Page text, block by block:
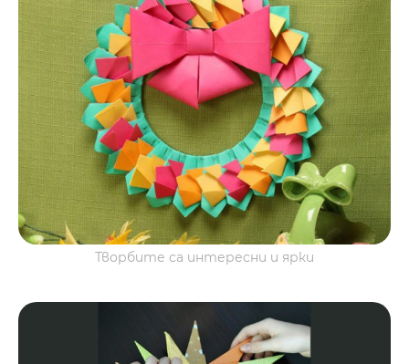
Творбите са интересни и ярки